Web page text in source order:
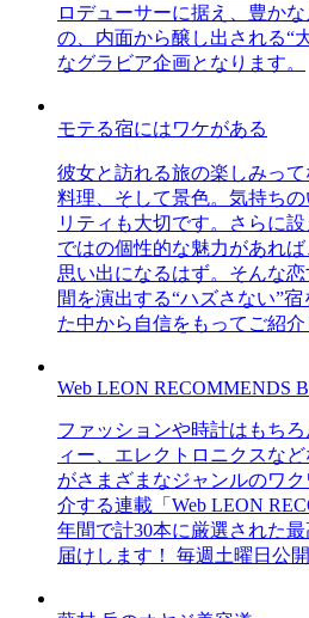
ロデューサーに据え、豊か
の、内面から醸し出される“
なグラビア企画となります。
モテる宿にはワケがある
彼女と訪れる旅の楽しみっ
料理、そして景色。気持ち
リティも大切です。さらに
ではの個性的な魅力があれ
思い出になるはず。そんな
間を演出する“ハズさない”
た中から自信をもってご紹介
Web LEON RECOMMENDS
ファッションや時計はもち
ィー、エレクトロニクスな
がさまざまなジャンルのワ
介する連載「Web LEON
年間で計30本に厳選された
届けします！ 毎週土曜日公開